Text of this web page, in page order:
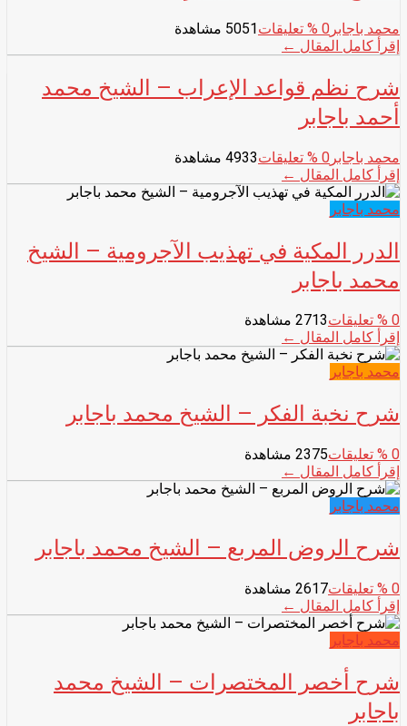
محمد باجابر 0 % تعليقات5051 مشاهدة
إقرأ كامل المقال ←
شرح نظم قواعد الإعراب – الشيخ محمد
أحمد باجابر
محمد باجابر 0 % تعليقات4933 مشاهدة
إقرأ كامل المقال ←
محمد باجابر
الدرر المكية في تهذيب الآجرومية – الشيخ
محمد باجابر
0 % تعليقات2713 مشاهدة
إقرأ كامل المقال ←
محمد باجابر
شرح نخبة الفكر – الشيخ محمد باجابر
0 % تعليقات2375 مشاهدة
إقرأ كامل المقال ←
محمد باجابر
شرح الروض المربع – الشيخ محمد باجابر
0 % تعليقات2617 مشاهدة
إقرأ كامل المقال ←
محمد باجابر
شرح أخصر المختصرات – الشيخ محمد
باجابر